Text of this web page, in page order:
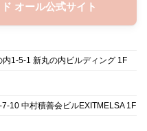
オール公式サイト
1-5-1 新丸の内ビルディング 1F
10 中村積善会ビルEXITMELSA 1F